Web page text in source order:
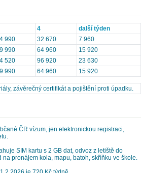
4
další týden
990 32 670
7 960
990 64 960
15 920
520 96 920
23 630
990 64 960 15 920
závěrečný certifikát a pojištění proti úpadku.
ČR vízum, jen elektronickou registraci,
SIM kartu s 2 GB dat, odvoz z letiště do
pronájem kola, mapu, batoh, skříňku ve škole.